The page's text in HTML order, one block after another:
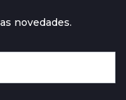
novedades.